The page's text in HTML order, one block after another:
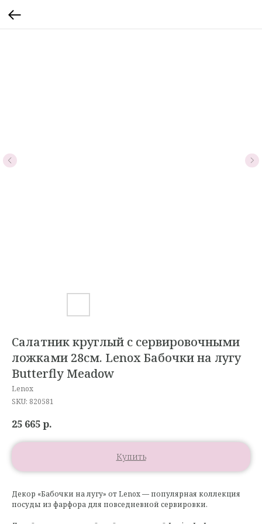
Салатник круглый с сервировочными
ложками 28см. Lenox Бабочки на лугу
Butterfly Meadow
Lenox
SKU: 820581
25 665р.
Купить
Декор «Бабочки на лугу» от Lenox — популярная коллекция
посуды из фарфора для повседневной сервировки.